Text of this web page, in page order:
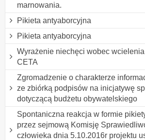
marnowania.
Pikieta antyaborcyjna
Pikieta antyaborcyjna
Wyrażenie niechęci wobec
CETA
Zgromadzenie o charakterze
ze zbiórką podpisów na inicjatywę
dotyczącą budżetu obywatelskiego
Spontaniczna reakcja w formie
przez sejmową Komisję
człowieka dnia 5.10.2016r projektu